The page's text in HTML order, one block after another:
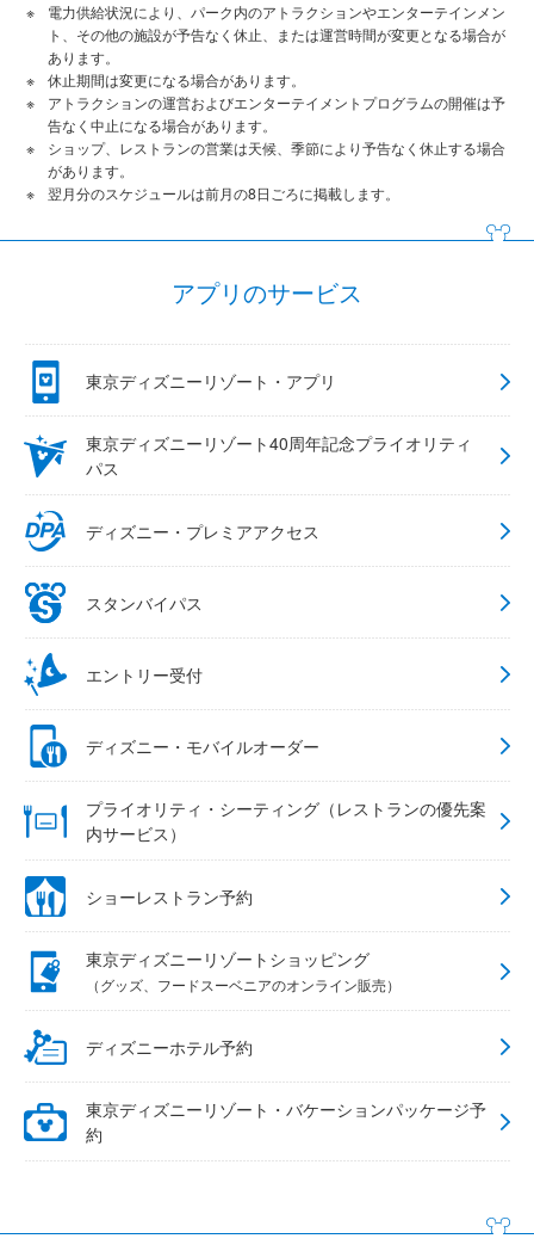
電力供給状況により、パーク内のアトラクションやエンターテインメン
ト、その他の施設が予告なく休止、または運営時間が変更となる場合が
あります。
休止期間は変更になる場合があります。
アトラクションの運営およびエンターテイメントプログラムの開催は予
告なく中止になる場合があります。
ショップ、レストランの営業は天候、季節により予告なく休止する場合
があります。
翌月分のスケジュールは前月の8日ごろに掲載します。
アプリのサービス
東京ディズニーリゾート・アプリ
東京ディズニーリゾート40周年記念プライオリティ
パス
ディズニー・プレミアアクセス
スタンバイパス
エントリー受付
ディズニー・モバイルオーダー
プライオリティ・シーティング（レストランの優先案
内サービス）
ショーレストラン予約
東京ディズニーリゾートショッピング
（グッズ、フードスーベニアのオンライン販売）
ディズニーホテル予約
東京ディズニーリゾート・バケーションパッケージ予
約